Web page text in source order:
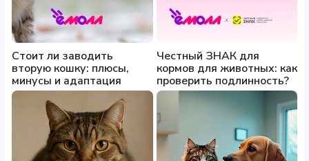
Стоит ли заводить
вторую кошку: плюсы,
минусы и адаптация
Честный ЗНАК для
кормов для животных: как
проверить подлинность?